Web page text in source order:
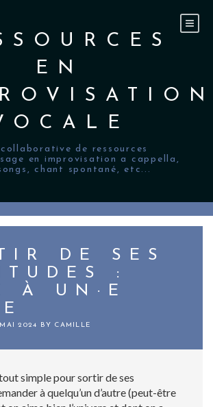
EN
de ressources
en improvisation a cappella,
chant spontané, etc...
DE SES
:
À UN·E
2024 BY CAMILLE
simple pour sortir de ses
à quelqu’un d’autre (peut-être